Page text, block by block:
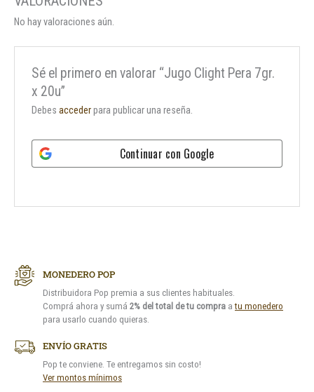
No hay valoraciones aún.
Sé el primero en valorar “Jugo Clight Pera 7gr.
x 20u”
Debesaccederpara publicar una reseña.
Continuar con Google
MONEDERO POP
Distribuidora Pop premia a sus clientes habituales.
Comprá ahora y sumá 2% del total de tu compra atu monedero
para usarlo cuando quieras.
ENVÍO GRATIS
Pop te conviene. Te entregamos sin costo!
Ver montos mínimos